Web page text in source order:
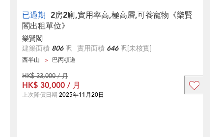
已過期 2房2廁,實用率高,極高層,可養寵物《樂賢
閣出租單位》
樂賢閣
建築面積 806呎 實用面積 646呎[未核實]
西半山 巴丙頓道
HK$ 33,000 / 月
HK$ 30,000 / 月
上次降價日期 2025年11月20日